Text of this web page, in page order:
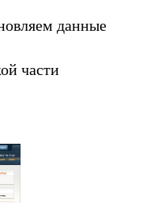
данные
части